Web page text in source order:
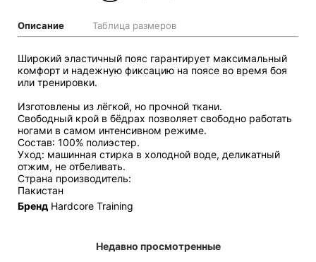
Описание Таблица размеров
Широкий эластичный пояс гарантирует максимальный
комфорт и надежную фиксацию на поясе во время боя
или тренировки.
Изготовлены из лёгкой, но прочной ткани.
Свободный крой в бёдрах позволяет свободно работать
ногами в самом интенсивном режиме.
Состав: 100% полиэстер.
Уход: машинная стирка в холодной воде, деликатный
отжим, не отбеливать.
Страна производитель:
Пакистан
Бренд Hardcore Training
Недавно просмотренные